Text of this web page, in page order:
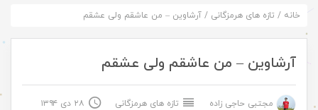
خانه / تازه های هرمزگانی / آرشاوین – من عاشقم ولی عشقم
آرشاوین – من عاشقم ولی عشقم
مجتبی حاجی زاده تازه های هرمزگانی ۲۸ دی ۱۳۹۴